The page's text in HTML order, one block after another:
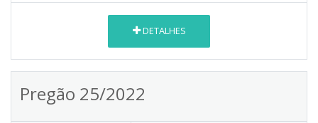
DETALHES
Pregão 25/2022